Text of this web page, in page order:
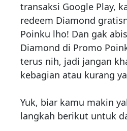
transaksi Google Play,
redeem Diamond
Poinku lho! Dan gak
Diamond di Promo
terus nih, jadi jangan
kebagian atau kurang
Yuk, biar kamu makin
langkah berikut untuk